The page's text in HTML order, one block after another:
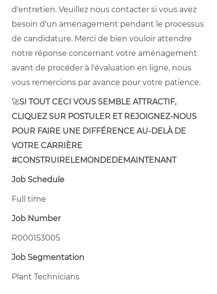
d'entretien. Veuillez nous contacter si vous avez
besoin d'un aménagement pendant le processus
de candidature. Merci de bien vouloir attendre
notre réponse concernant votre aménagement
avant de procéder à l'évaluation en ligne, nous
vous remercions par avance pour votre patience.
🚀SI TOUT CECI VOUS SEMBLE ATTRACTIF,
CLIQUEZ SUR POSTULER ET REJOIGNEZ-NOUS
POUR FAIRE UNE DIFFÉRENCE AU-DELÀ DE
VOTRE CARRIÈRE
#CONSTRUIRELEMONDEDEMAINTENANT
Job Schedule
Full time
Job Number
R000153005
Job Segmentation
Plant Technicians